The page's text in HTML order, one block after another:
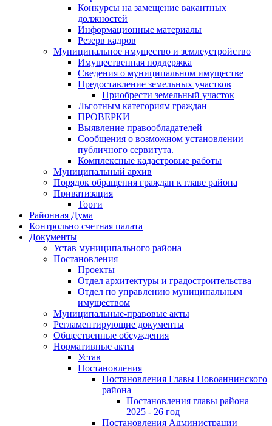
Конкурсы на замещение вакантных
должностей
Информационные материалы
Резерв кадров
Муниципальное имущество и землеустройство
Имущественная поддержка
Сведения о муниципальном имуществе
Предоставление земельных участков
Приобрести земельный участок
Льготным категориям граждан
ПРОВЕРКИ
Выявление правообладателей
Сообщения о возможном установлении
публичного сервитута.
Комплексные кадастровые работы
Муниципальный архив
Порядок обращения граждан к главе района
Приватизация
Торги
Районная Дума
Контрольно счетная палата
Документы
Устав муниципального района
Постановления
Проекты
Отдел архитектуры и градостроительства
Отдел по управлению муниципальным
имуществом
Муниципальные-правовые акты
Регламентирующие документы
Общественные обсуждения
Нормативные акты
Устав
Постановления
Постановления Главы Новоаннинского
района
Постановления главы района
2025 - 26 год
Постановления Администрации